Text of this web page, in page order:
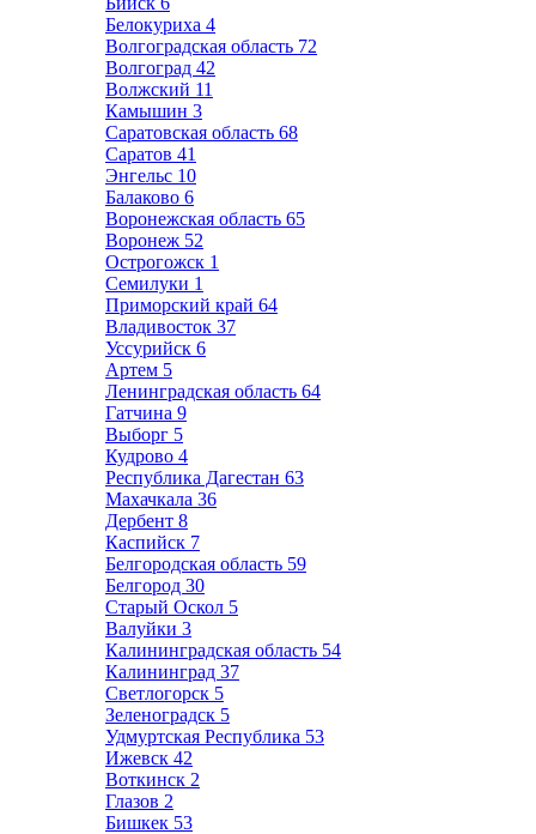
Белокуриха 4
Волгоградская область 72
Волгоград 42
Волжский 11
Камышин 3
Саратовская область 68
Саратов 41
Энгельс 10
Балаково 6
Воронежская область 65
Воронеж 52
Острогожск 1
Семилуки 1
Приморский край 64
Владивосток 37
Уссурийск 6
Артем 5
Ленинградская область 64
Гатчина 9
Выборг 5
Кудрово 4
Республика Дагестан 63
Махачкала 36
Дербент 8
Каспийск 7
Белгородская область 59
Белгород 30
Старый Оскол 5
Валуйки 3
Калининградская область 54
Калининград 37
Светлогорск 5
Зеленоградск 5
Удмуртская Республика 53
Ижевск 42
Воткинск 2
Глазов 2
Бишкек 53